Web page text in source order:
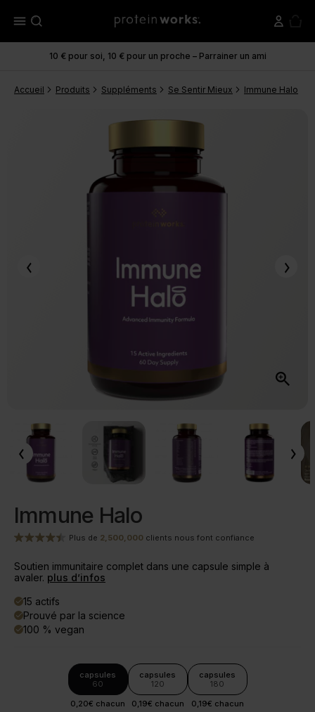
menu
500 millions de shakes vendus. Trouver son préféré
Accueil Produits Suppléments Se Sentir Mieux Immune Halo
Immune Halo
Plus de 2,500,000 clients nous font confiance
Soutien immunitaire complet dans une capsule simple à
avaler. plus d’infos
done15 actifs
doneProuvé par la science
done100 % vegan
capsules
60
0,20€ chacun
capsules
120
0,19€ chacun
capsules
180
0,19€ chacun